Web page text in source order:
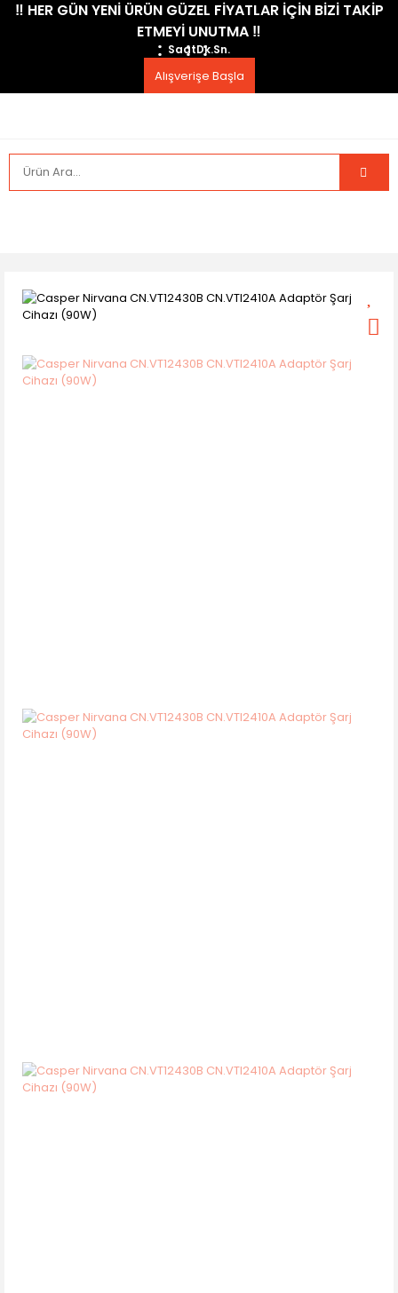
​‼️​ HER GÜN YENİ ÜRÜN GÜZEL FİYATLAR İÇİN BİZİ TAKİP
ETMEYİ UNUTMA ​‼️​
SaatDk.Sn.
Alışverişe Başla